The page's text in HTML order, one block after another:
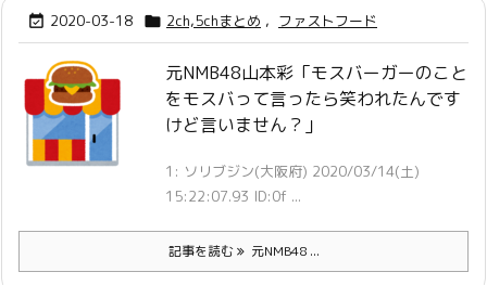
 2020-03-18  2ch,5chまとめ , ファストフード
元NMB48山本彩「モスバーガーのこと
をモスバって言ったら笑われたんです
けど言いません？」
1: ソリブジン(大阪府) 2020/03/14(土)
15:22:07.93 ID:0f ...
記事を読む 元NMB48 ...